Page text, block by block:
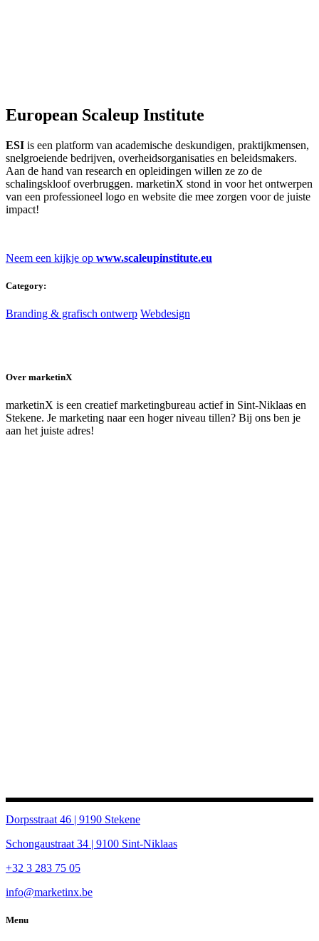
European Scaleup Institute
ESI is een platform van academische deskundigen, praktijkmensen,
snelgroeiende bedrijven, overheidsorganisaties en beleidsmakers.
Aan de hand van research en opleidingen willen ze zo de
schalingskloof overbruggen. marketinX stond in voor het ontwerpen
van een professioneel logo en website die mee zorgen voor de juiste
impact!
Neem een kijkje op www.scaleupinstitute.eu
Category:
Branding & grafisch ontwerp Webdesign
Over marketinX
marketinX is een creatief marketingbureau actief in Sint-Niklaas en
Stekene. Je marketing naar een hoger niveau tillen? Bij ons ben je
aan het juiste adres!
Dorpsstraat 46 | 9190 Stekene
Schongaustraat 34 | 9100 Sint-Niklaas
+32 3 283 75 05
info@marketinx.be
Menu